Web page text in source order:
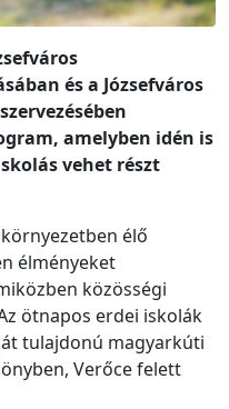
és a Józsefváros
amelyben idén is
vehet részt
élő
élményeket
közösségi
ötnapos erdei iskolák
tulajdonú magyarkúti
Verőce felett